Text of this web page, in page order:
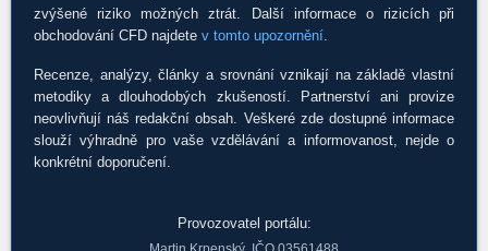
zvýšené riziko možných ztrát. Další informace o rizicích při
obchodování CFD najdete v tomto upozornění.
Recenze, analýzy, články a srovnání vznikají na základě vlastní
metodiky a dlouhodobých zkušeností. Partnerství ani provize
neovlivňují náš redakční obsah. Veškeré zde dostupné informace
slouží výhradně pro vaše vzdělávání a informovanost, nejde o
konkrétní doporučení.
Provozovatel portálu: